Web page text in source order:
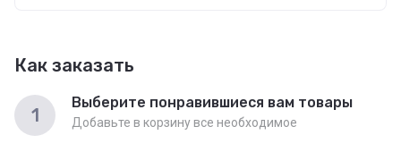
Как заказать
1
Выберите понравившиеся вам товары
Добавьте в корзину все необходимое